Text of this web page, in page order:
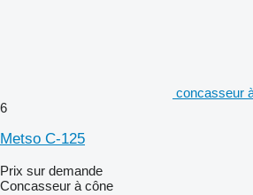
concasseur
6
Metso C-125
Prix sur demande
Concasseur à cône